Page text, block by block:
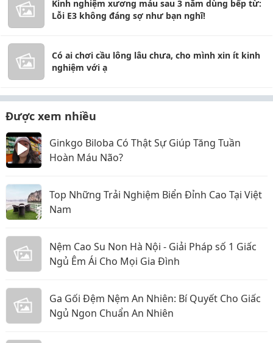
Kinh nghiệm xương máu sau 3 năm dùng bếp từ:
Lỗi E3 không đáng sợ như bạn nghĩ!
Có ai chơi cầu lông lâu chưa, cho mình xin ít kinh
nghiệm với ạ
Được xem nhiều
Ginkgo Biloba Có Thật Sự Giúp Tăng Tuần
Hoàn Máu Não?
Top Những Trải Nghiệm Biển Đỉnh Cao Tại Việt
Nam
Nệm Cao Su Non Hà Nội - Giải Pháp số 1 Giấc
Ngủ Êm Ái Cho Mọi Gia Đình
Ga Gối Đệm Nệm An Nhiên: Bí Quyết Cho Giấc
Ngủ Ngon Chuẩn An Nhiên